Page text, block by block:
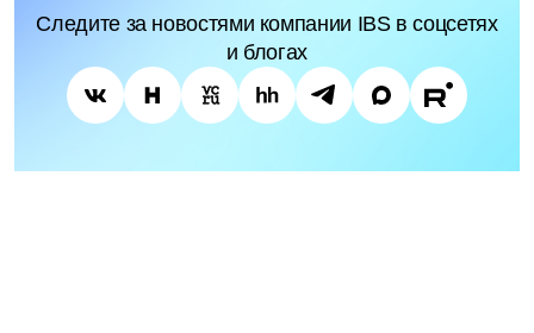
Следите за новостями компании IBS в соцсетях
и блогах